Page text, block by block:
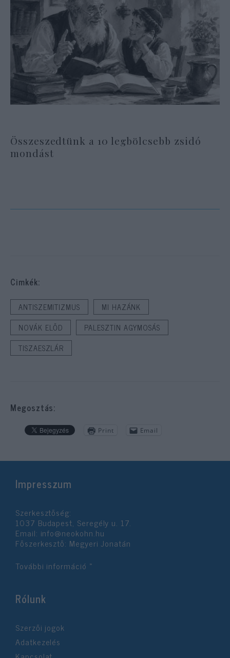
Összeszedtünk a 10 legbölcsebb zsidó
mondást
Cimkék:
ANTISZEMITIZMUS
MI HAZÁNK
NOVÁK ELŐD
PALESZTIN AGYMOSÁS
TISZAESZLÁR
Megosztás:
Print Email
Impresszum
Szerkesztőség:
1037 Budapest, Seregély u. 17.
Email: info@neokohn.hu
Főszerkesztő: Megyeri Jonatán
További információ »
Rólunk
Szerzői jogok
Adatkezelés